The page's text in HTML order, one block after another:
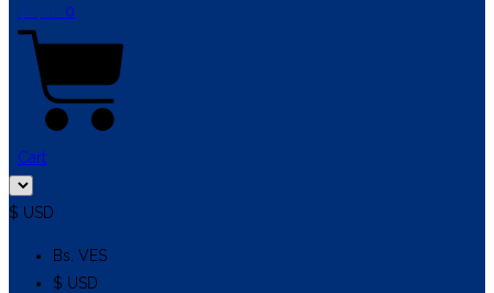
$0,00 0
Cart
$ USD
Bs. VES
$ USD